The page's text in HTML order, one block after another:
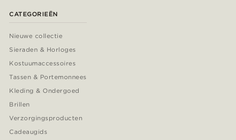
CATEGORIEËN
Nieuwe collectie
Sieraden & Horloges
Kostuumaccessoires
Tassen & Portemonnees
Kleding & Ondergoed
Brillen
Verzorgingsproducten
Cadeaugids